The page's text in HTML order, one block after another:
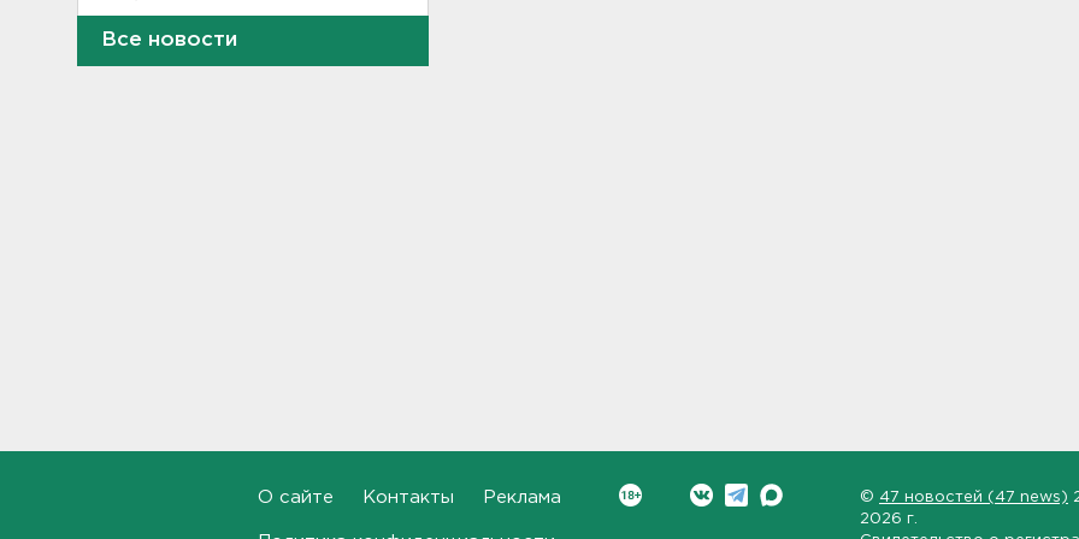
Кольцо сдавило палец.
Подарок на память обернулся
отключения горячей воды
Все новости
О сайте Контакты Реклама © 47 новостей (47 news)
2026 г.